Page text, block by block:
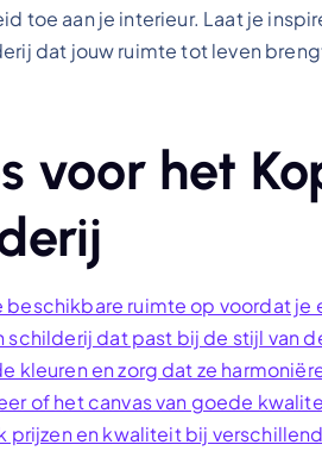
toe aan je interieur. Laat je
dat jouw ruimte tot leven
voor het
beschikbare ruimte op voordat je
schilderij dat past bij de stijl van
kleuren en zorg dat ze
of het canvas van goede
prijzen en kwaliteit bij